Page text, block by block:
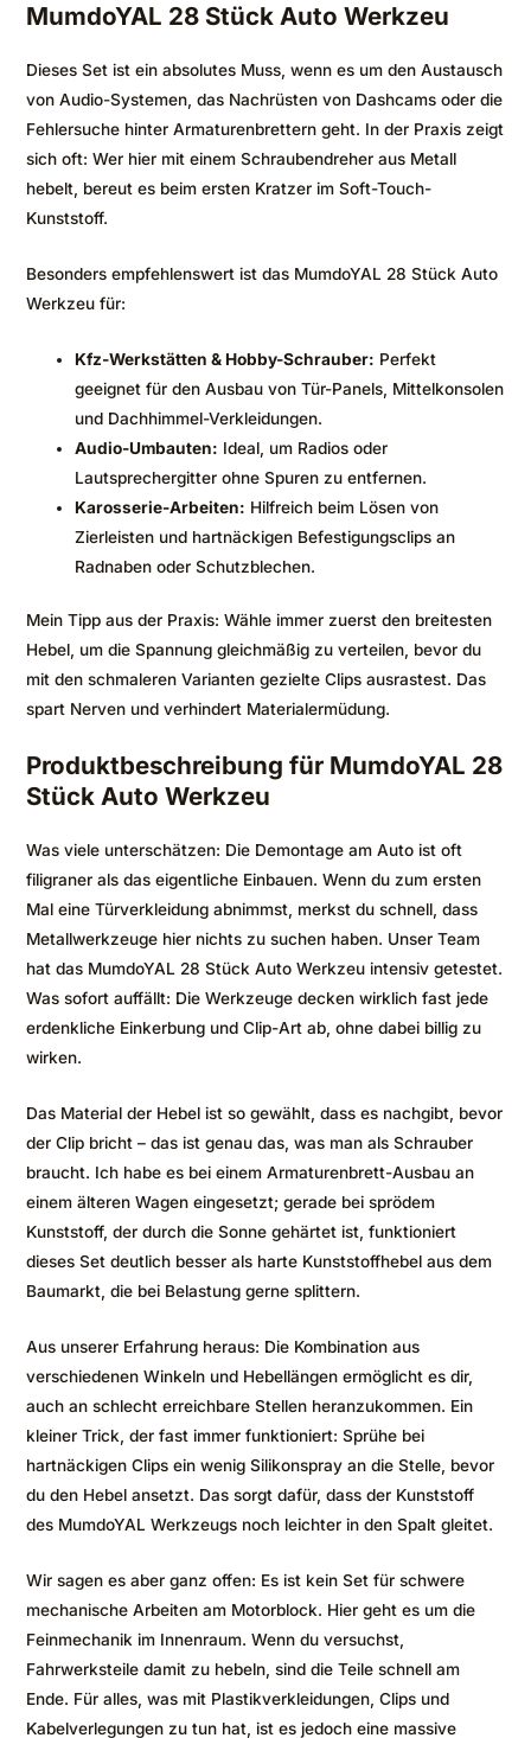
MumdoYAL 28 Stück Auto Werkzeu
Dieses Set ist ein absolutes Muss, wenn es um den Austausch
von Audio-Systemen, das Nachrüsten von Dashcams oder die
Fehlersuche hinter Armaturenbrettern geht. In der Praxis zeigt
sich oft: Wer hier mit einem Schraubendreher aus Metall
hebelt, bereut es beim ersten Kratzer im Soft-Touch-
Kunststoff.
Besonders empfehlenswert ist das MumdoYAL 28 Stück Auto
Werkzeu für:
Kfz-Werkstätten & Hobby-Schrauber: Perfekt
geeignet für den Ausbau von Tür-Panels, Mittelkonsolen
und Dachhimmel-Verkleidungen.
Audio-Umbauten: Ideal, um Radios oder
Lautsprechergitter ohne Spuren zu entfernen.
Karosserie-Arbeiten: Hilfreich beim Lösen von
Zierleisten und hartnäckigen Befestigungsclips an
Radnaben oder Schutzblechen.
Mein Tipp aus der Praxis: Wähle immer zuerst den breitesten
Hebel, um die Spannung gleichmäßig zu verteilen, bevor du
mit den schmaleren Varianten gezielte Clips ausrastest. Das
spart Nerven und verhindert Materialermüdung.
Produktbeschreibung für MumdoYAL 28
Stück Auto Werkzeu
Was viele unterschätzen: Die Demontage am Auto ist oft
filigraner als das eigentliche Einbauen. Wenn du zum ersten
Mal eine Türverkleidung abnimmst, merkst du schnell, dass
Metallwerkzeuge hier nichts zu suchen haben. Unser Team
hat das MumdoYAL 28 Stück Auto Werkzeu intensiv getestet.
Was sofort auffällt: Die Werkzeuge decken wirklich fast jede
erdenkliche Einkerbung und Clip-Art ab, ohne dabei billig zu
wirken.
Das Material der Hebel ist so gewählt, dass es nachgibt, bevor
der Clip bricht – das ist genau das, was man als Schrauber
braucht. Ich habe es bei einem Armaturenbrett-Ausbau an
einem älteren Wagen eingesetzt; gerade bei sprödem
Kunststoff, der durch die Sonne gehärtet ist, funktioniert
dieses Set deutlich besser als harte Kunststoffhebel aus dem
Baumarkt, die bei Belastung gerne splittern.
Aus unserer Erfahrung heraus: Die Kombination aus
verschiedenen Winkeln und Hebellängen ermöglicht es dir,
auch an schlecht erreichbare Stellen heranzukommen. Ein
kleiner Trick, der fast immer funktioniert: Sprühe bei
hartnäckigen Clips ein wenig Silikonspray an die Stelle, bevor
du den Hebel ansetzt. Das sorgt dafür, dass der Kunststoff
des MumdoYAL Werkzeugs noch leichter in den Spalt gleitet.
Wir sagen es aber ganz offen: Es ist kein Set für schwere
mechanische Arbeiten am Motorblock. Hier geht es um die
Feinmechanik im Innenraum. Wenn du versuchst,
Fahrwerksteile damit zu hebeln, sind die Teile schnell am
Ende. Für alles, was mit Plastikverkleidungen, Clips und
Kabelverlegungen zu tun hat, ist es jedoch eine massive